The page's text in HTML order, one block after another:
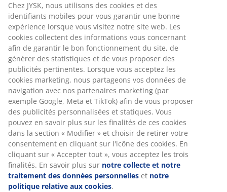
Chez JYSK, nous utilisons des cookies et des
identifiants mobiles pour vous garantir une bonne
expérience lorsque vous visitez notre site web. Les
cookies collectent des informations vous concernant
afin de garantir le bon fonctionnement du site, de
générer des statistiques et de vous proposer des
publicités pertinentes. Lorsque vous acceptez les
cookies marketing, nous partageons vos données de
navigation avec nos partenaires marketing (par
exemple Google, Meta et TikTok) afin de vous proposer
des publicités personnalisées et statiques. Vous
pouvez en savoir plus sur les finalités de ces cookies
dans la section « Modifier » et choisir de retirer votre
consentement en cliquant sur l'icône des cookies. En
cliquant sur « Accepter tout », vous acceptez les trois
finalités. En savoir plus sur notre collecte et notre
traitement des données personnelles et notre
politique relative aux cookies.